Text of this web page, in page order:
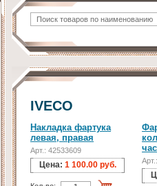
IVECO
Накладка фартука
левая, правая
Арт.: 42533609
Цена: 1 100.00 руб.